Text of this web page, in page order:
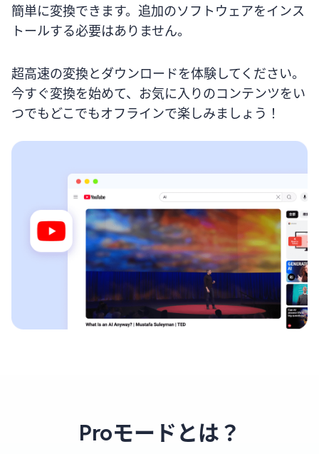
簡単に変換できます。追加のソフトウェアをインス
トールする必要はありません。
超高速の変換とダウンロードを体験してください。
今すぐ変換を始めて、お気に入りのコンテンツをい
つでもどこでもオフラインで楽しみましょう！
Proモードとは？